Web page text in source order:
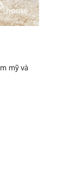
mỹ và